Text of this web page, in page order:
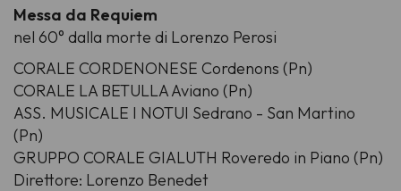
Messa da Requiem
nel 60° dalla morte di Lorenzo Perosi
CORALE CORDENONESE Cordenons (Pn)
CORALE LA BETULLA Aviano (Pn)
ASS. MUSICALE I NOTUI Sedrano - San Martino
(Pn)
GRUPPO CORALE GIALUTH Roveredo in Piano (Pn)
Direttore: Lorenzo Benedet